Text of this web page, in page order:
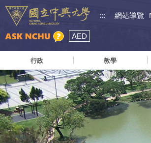
::: 網站導覽
AED
行政 教學